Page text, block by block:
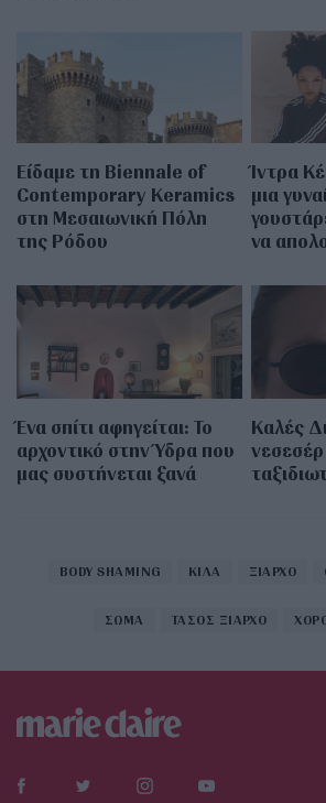
Είδαμε τη Biennale of
Contemporary Keramics
στη Μεσαιωνική Πόλη
της Ρόδου
Ίντρα
μια
να
Ένα σπίτι αφηγείται: Το
αρχοντικό στην Ύδρα που
μας συστήνεται ξανά
Καλές
νεσεσέρ
BODY SHAMING ΚΙΛΑ ΞΙΑΡΧΟ
ΣΩΜΑ ΤΑΣΟΣ ΞΙΑΡΧΟ